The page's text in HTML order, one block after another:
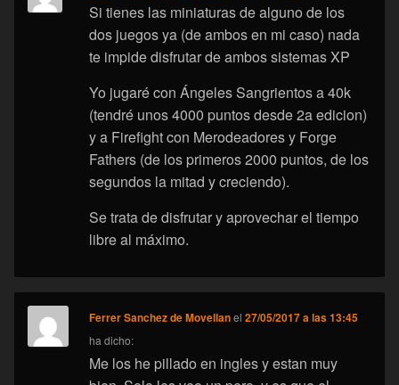
Si tienes las miniaturas de alguno de los
dos juegos ya (de ambos en mi caso) nada
te impide disfrutar de ambos sistemas XP
Yo jugaré con Ángeles Sangrientos a 40k
(tendré unos 4000 puntos desde 2a edicion)
y a Firefight con Merodeadores y Forge
Fathers (de los primeros 2000 puntos, de los
segundos la mitad y creciendo).
Se trata de disfrutar y aprovechar el tiempo
libre al máximo.
Ferrer Sanchez de Movellanel27/05/2017 a las 13:45
ha dicho:
Me los he pillado en ingles y estan muy